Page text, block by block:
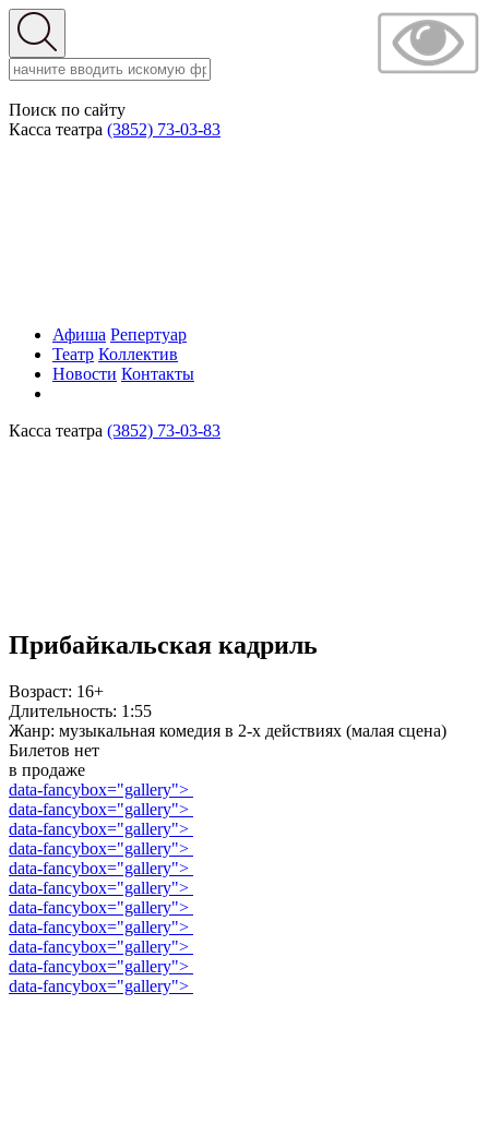
Поиск по сайту
Касса театра (3852) 73-03-83
Афиша Репертуар
Театр Коллектив
Новости Контакты
Касса театра (3852) 73-03-83
Прибайкальская кадриль
Возраст: 16+
Длительность: 1:55
Жанр: музыкальная комедия в 2-х действиях (малая сцена)
Билетов нет
в продаже
data-fancybox="gallery">
data-fancybox="gallery">
data-fancybox="gallery">
data-fancybox="gallery">
data-fancybox="gallery">
data-fancybox="gallery">
data-fancybox="gallery">
data-fancybox="gallery">
data-fancybox="gallery">
data-fancybox="gallery">
data-fancybox="gallery">